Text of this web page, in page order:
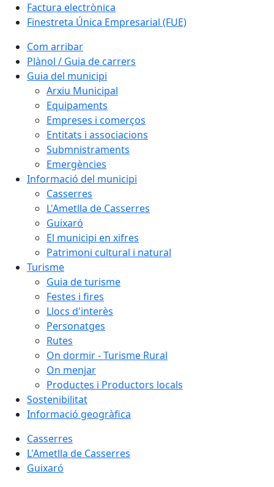
Factura electrònica
Finestreta Única Empresarial (FUE)
Com arribar
Plànol / Guia de carrers
Guia del municipi
Arxiu Municipal
Equipaments
Empreses i comerços
Entitats i associacions
Submnistraments
Emergències
Informació del municipi
Casserres
L'Ametlla de Casserres
Guixaró
El municipi en xifres
Patrimoni cultural i natural
Turisme
Guia de turisme
Festes i fires
Llocs d'interès
Personatges
Rutes
On dormir - Turisme Rural
On menjar
Productes i Productors locals
Sostenibilitat
Informació geogràfica
Casserres
L'Ametlla de Casserres
Guixaró